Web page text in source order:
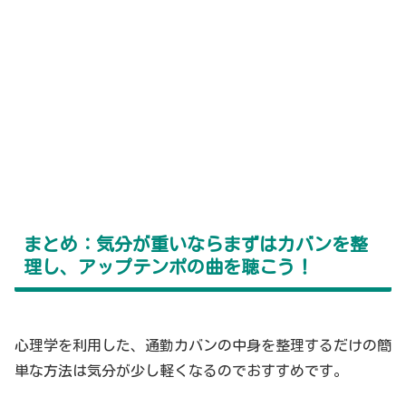
まとめ：気分が重いならまずはカバンを整
理し、アップテンポの曲を聴こう！
心理学を利用した、通勤カバンの中身を整理するだけの簡
単な方法は気分が少し軽くなるのでおすすめです。